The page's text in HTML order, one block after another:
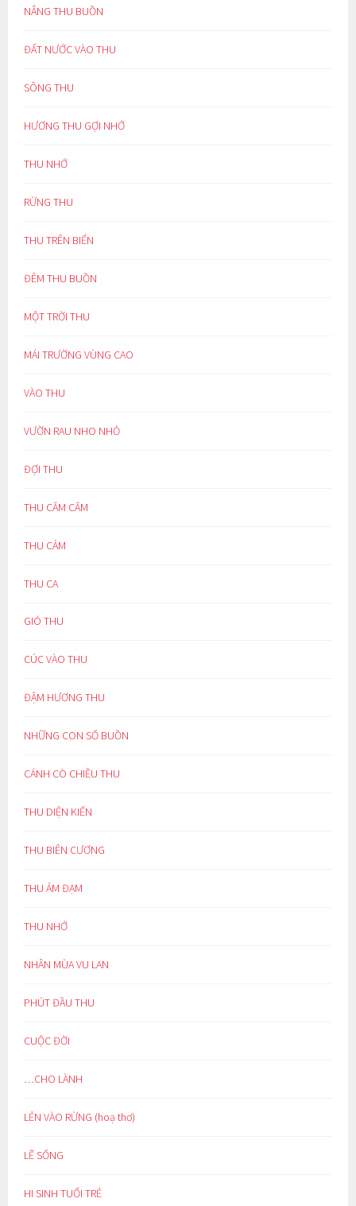
NẮNG THU BUỒN
ĐẤT NƯỚC VÀO THU
SÔNG THU
HƯƠNG THU GỢI NHỚ
THU NHỚ
RỪNG THU
THU TRÊN BIỂN
ĐÊM THU BUỒN
MỘT TRỜI THU
MÁI TRƯỜNG VÙNG CAO
VÀO THU
VƯỜN RAU NHO NHỎ
ĐỢI THU
THU CĂM CĂM
THU CẢM
THU CA
GIÓ THU
CÚC VÀO THU
ĐẬM HƯƠNG THU
NHỮNG CON SỐ BUỒN
CÁNH CÒ CHIỀU THU
THU DIỆN KIẾN
THU BIÊN CƯƠNG
THU ẢM ĐẠM
THU NHỚ
NHÂN MÙA VU LAN
PHÚT ĐẦU THU
CUỘC ĐỜI
…CHO LÀNH
LẺN VÀO RỪNG (hoạ thơ)
LẼ SỐNG
HI SINH TUỔI TRẺ